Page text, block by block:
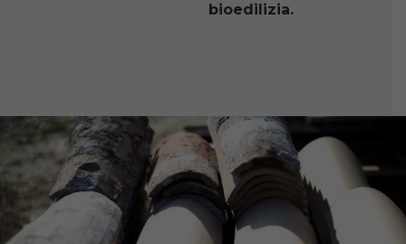
bioedilizia.